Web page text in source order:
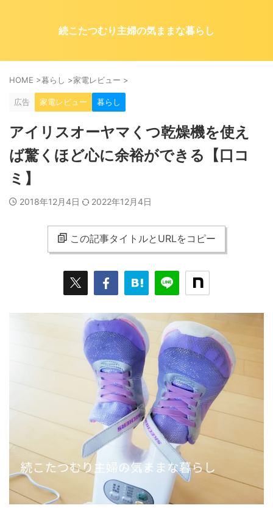
続こたつむり主婦の気ままな暮らし
HOME >暮らし >家電レビュー >
広告 家電レビュー 暮らし
アイリスオーヤマくつ乾燥機を使え
ば驚くほど心に余裕ができる【口コ
ミ】
2018年12月4日 2022年12月4日
この記事タイトルとURLをコピー